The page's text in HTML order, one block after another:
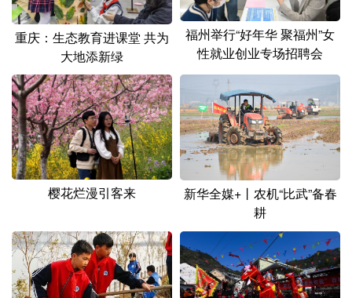
重庆：生态教育进课堂 共为
大地添新绿
福州举行“好年华 聚福州”女
性就业创业专场招聘会
樱花烂漫引客来
新华全媒+丨农机“比武”备春
耕